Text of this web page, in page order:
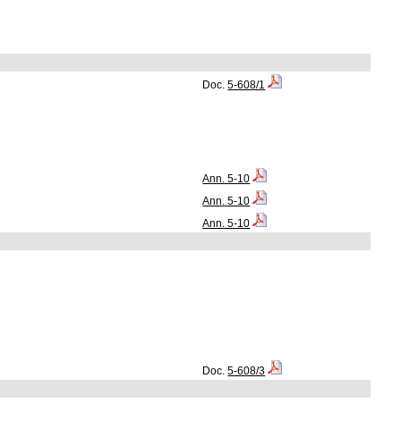
Doc.5-608/1
Ann. 5-10
Ann. 5-10
Ann. 5-10
Doc.5-608/3